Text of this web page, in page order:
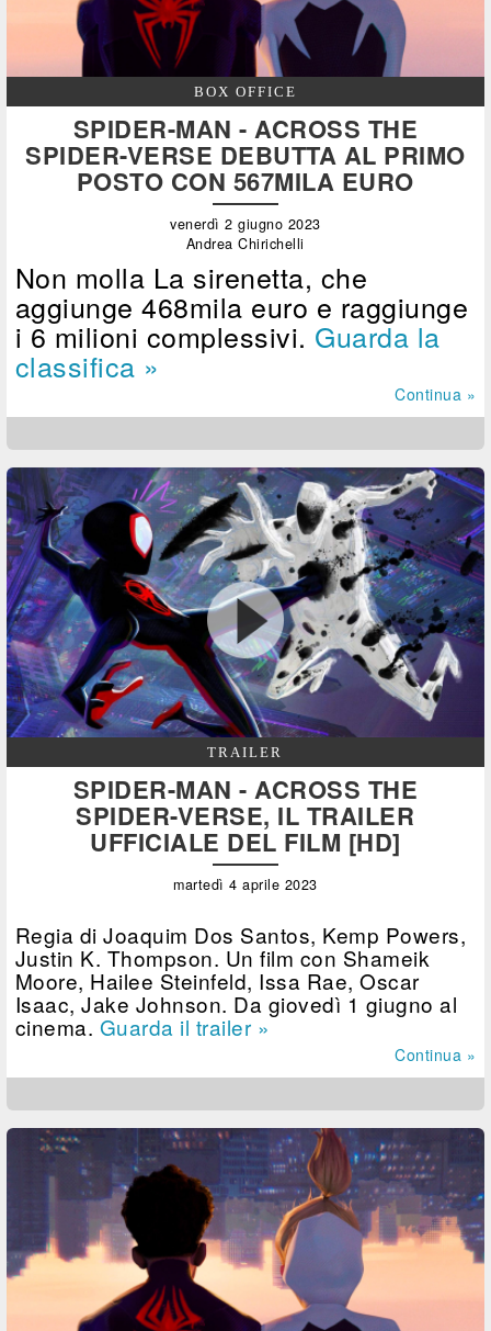
BOX OFFICE
SPIDER-MAN - ACROSS THE
SPIDER-VERSE DEBUTTA AL PRIMO
POSTO CON 567MILA EURO
venerdì 2 giugno 2023
Andrea Chirichelli
Non molla La sirenetta, che
aggiunge 468mila euro e raggiunge
i 6 milioni complessivi. Guarda la
classifica »
Continua »
TRAILER
SPIDER-MAN - ACROSS THE
SPIDER-VERSE, IL TRAILER
UFFICIALE DEL FILM [HD]
martedì 4 aprile 2023
Regia di Joaquim Dos Santos, Kemp Powers,
Justin K. Thompson. Un film con Shameik
Moore, Hailee Steinfeld, Issa Rae, Oscar
Isaac, Jake Johnson. Da giovedì 1 giugno al
cinema. Guarda il trailer »
Continua »